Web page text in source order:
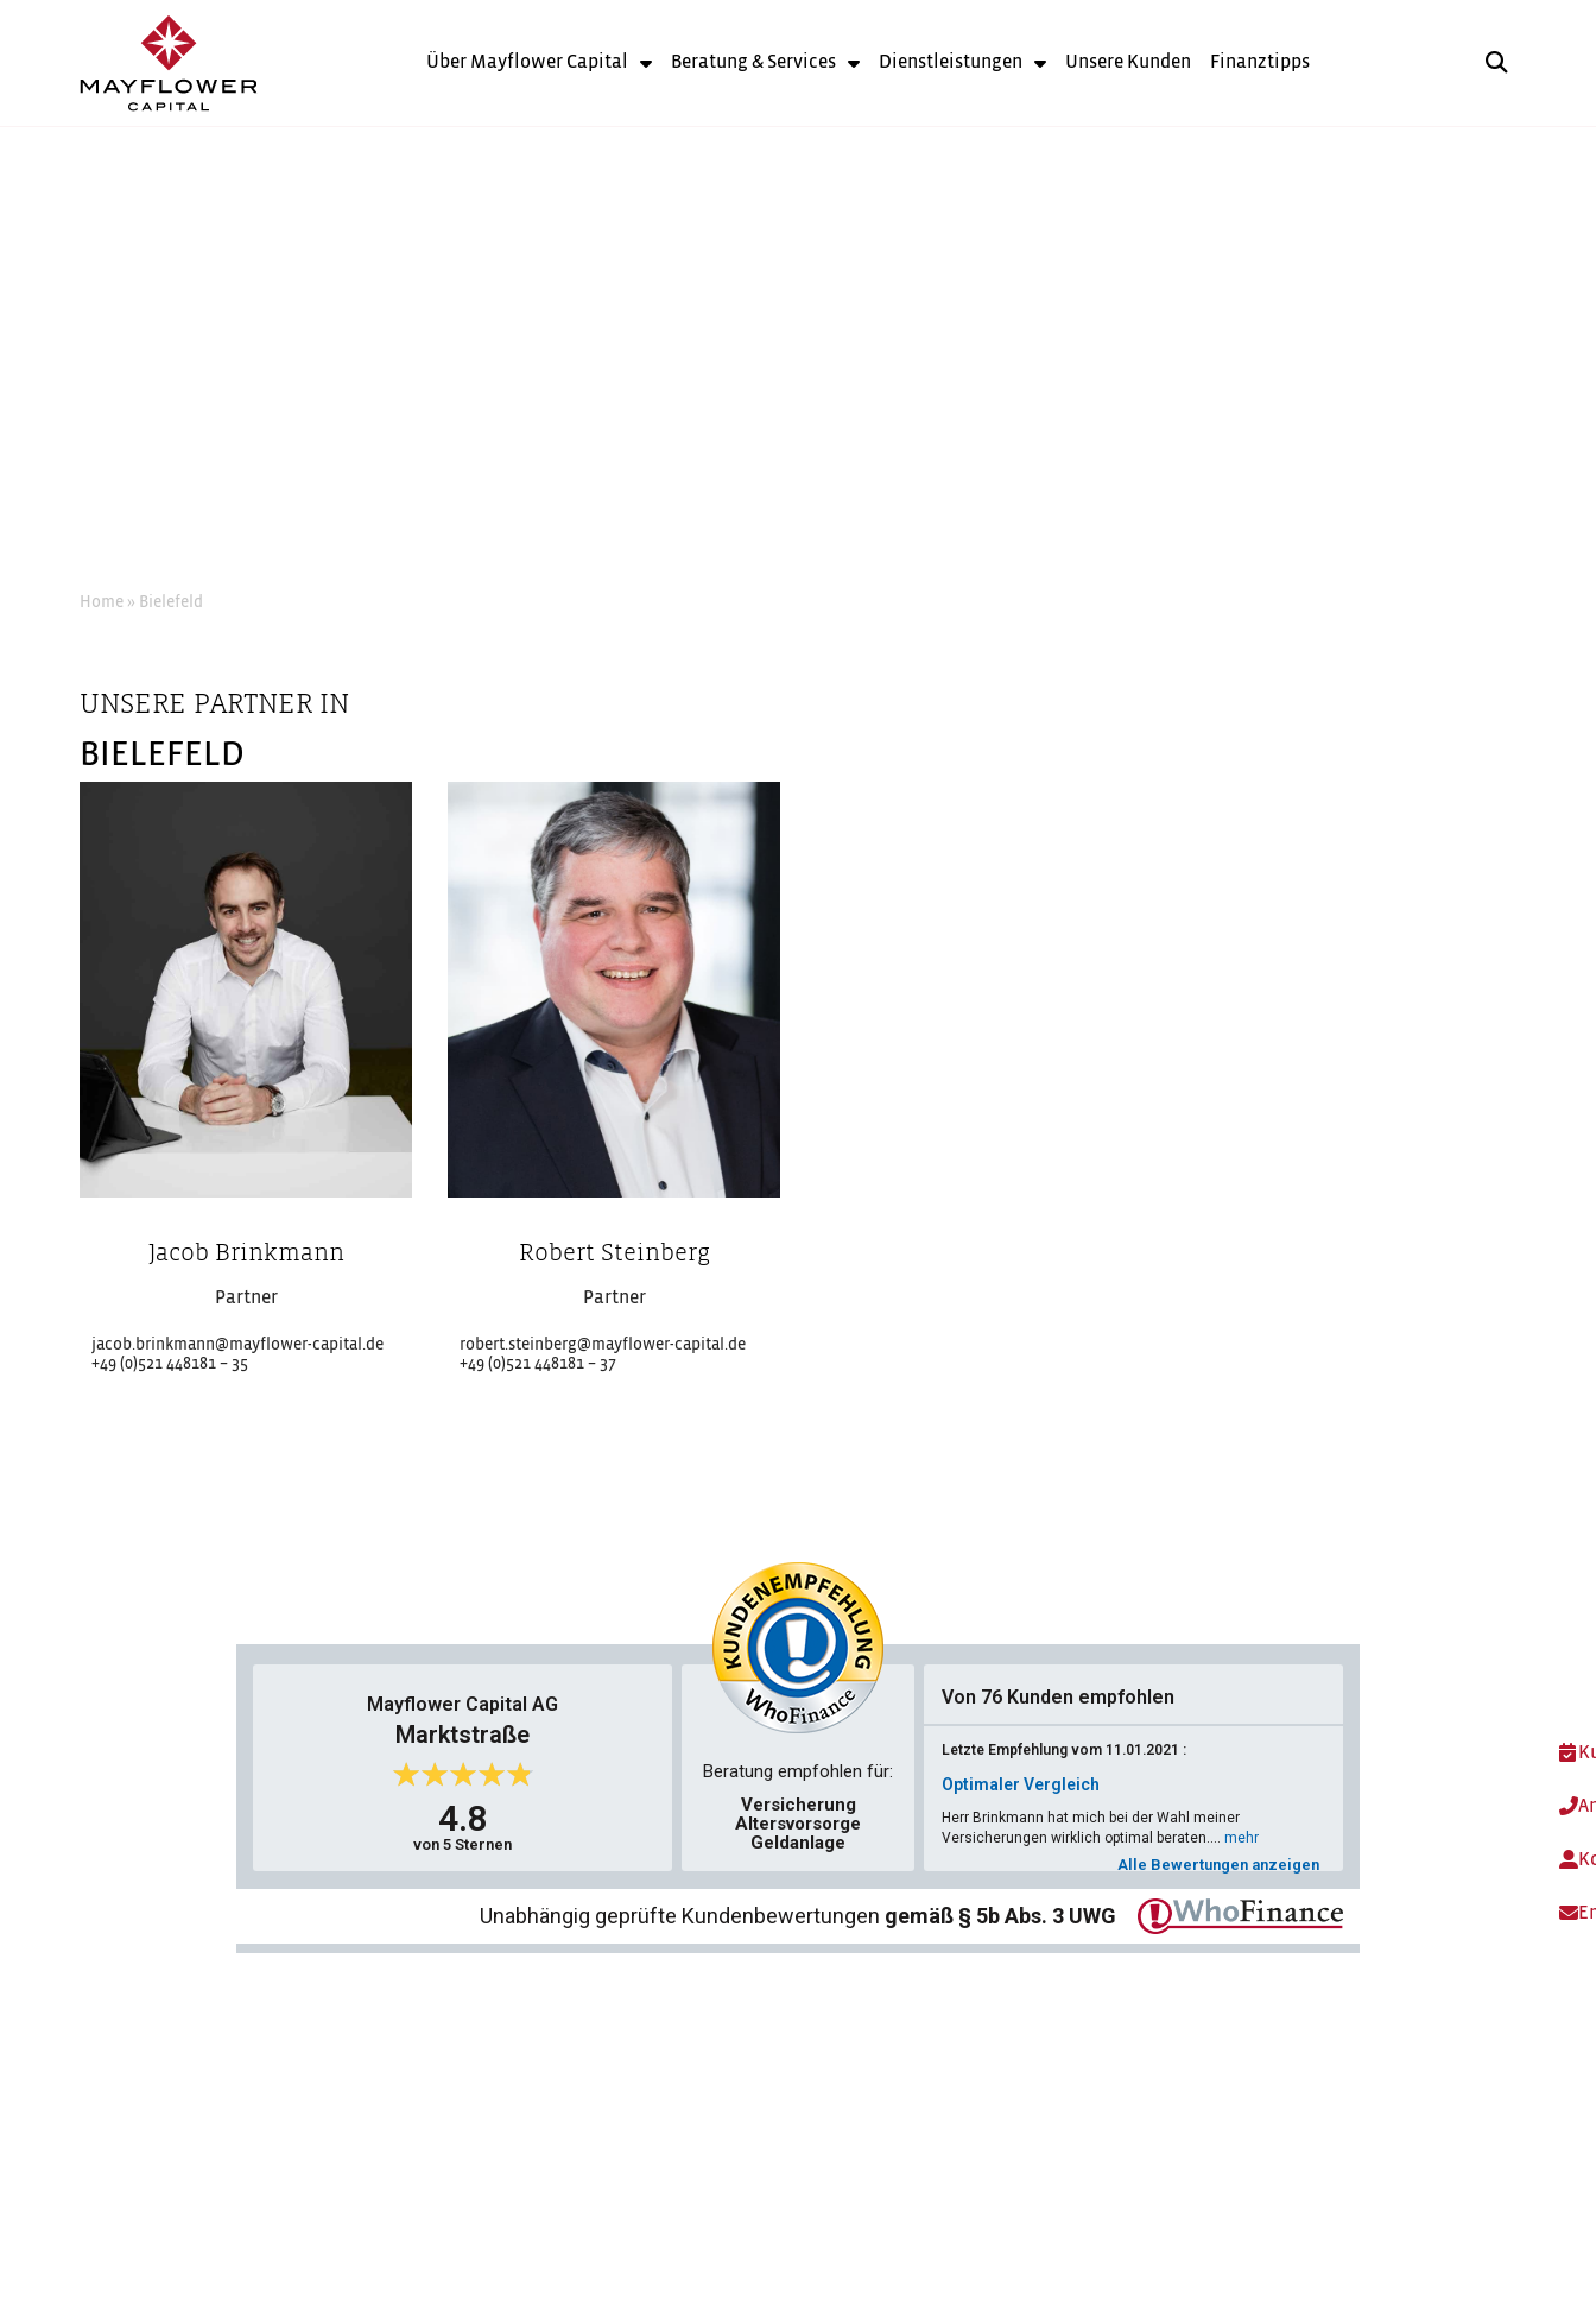
Über Mayflower Capital Beratung & Services Dienstleistungen Unsere Kunden Finanztipps
Home » Bielefeld
UNSERE PARTNER IN
BIELEFELD
Jacob Brinkmann
Partner
jacob.brinkmann@mayflower-capital.de
+49 (0)521 448181 – 35
Robert Steinberg
Partner
robert.steinberg@mayflower-capital.de
+49 (0)521 448181 – 37
Mayflower Capital AG
Marktstraße
4.8
von 5 Sternen
Beratung empfohlen für:
Versicherung
Altersvorsorge
Geldanlage
Von 76 Kunden empfohlen
Letzte Empfehlung vom 11.01.2021 :
Optimaler Vergleich
Herr Brinkmann hat mich bei der Wahl meiner
Versicherungen wirklich optimal beraten.... mehr
Alle Bewertungen anzeigen
Unabhängig geprüfte Kundenbewertungen gemäß § 5b Abs. 3 UWG